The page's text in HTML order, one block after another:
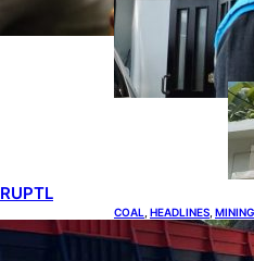
RUPTL
COAL HEADLINES MINING
Lelang Batubara
dari Rp 20 Miliar